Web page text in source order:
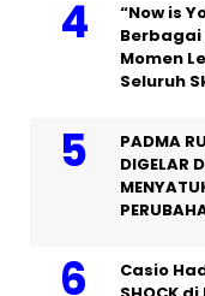
“Now is
Berbagai
Momen
Seluruh
PADMA
DIGELAR
Casio